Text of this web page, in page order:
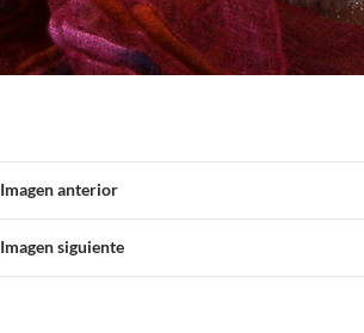
Imagen anterior
Imagen siguiente